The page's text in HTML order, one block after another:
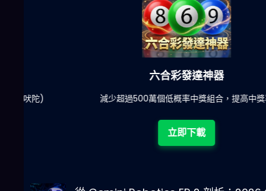
六合彩發達神器
減少超過500萬個低概率中獎組合，提高中獎率
立即下載